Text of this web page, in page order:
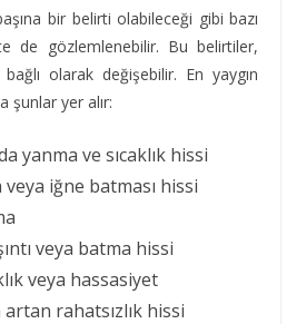
bir belirti olabileceği gibi bazı
de gözlemlenebilir. Bu belirtiler,
bağlı olarak değişebilir. En yaygın
şunlar yer alır:
yanma ve sıcaklık hissi
veya iğne batması hissi
veya batma hissi
veya hassasiyet
rahatsızlık hissi